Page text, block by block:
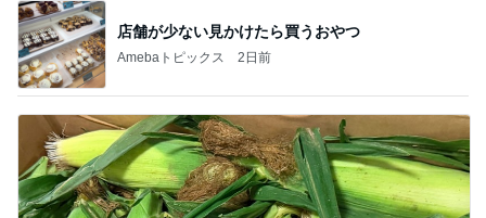
店舗が少ない見かけたら買うおやつ
Amebaトピックス 2日前